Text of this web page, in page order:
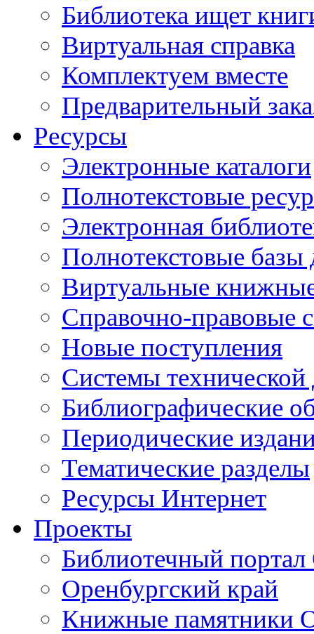
Библиотека ищет
Виртуальная справка
Комплектуем вместе
Предварительный
Ресурсы
Электронные каталоги
Полнотекстовые
Электронная
Полнотекстовые
Виртуальные
Справочно-правовые
Новые поступления
Cистемы
Библиографические
Периодические
Тематические разделы
Ресурсы Интернет
Проекты
Библиотечный портал
Оренбургский край
Книжные памятники